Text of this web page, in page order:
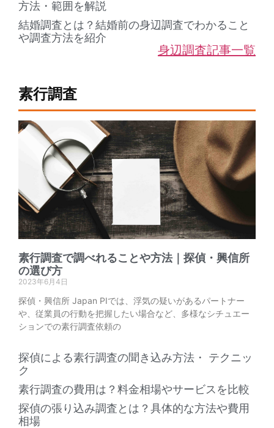
方法・範囲を解説
結婚調査とは？結婚前の身辺調査でわかること
や調査方法を紹介
身辺調査記事一覧
素行調査
素行調査で調べれることや方法｜探偵・興信所
の選び方
2023年6月4日
探偵・興信所 Japan PIでは、浮気の疑いがあるパートナー
や、従業員の行動を把握したい場合など、多様なシチュエー
ションでの素行調査依頼の
探偵による素行調査の聞き込み方法・ テクニッ
ク
素行調査の費用は？料金相場やサービスを比較
探偵の張り込み調査とは？具体的な方法や費用
相場